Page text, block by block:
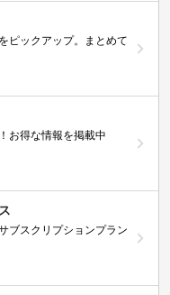
ピックアップ。まとめて
お得な情報を掲載中
ブスクリプションプラン